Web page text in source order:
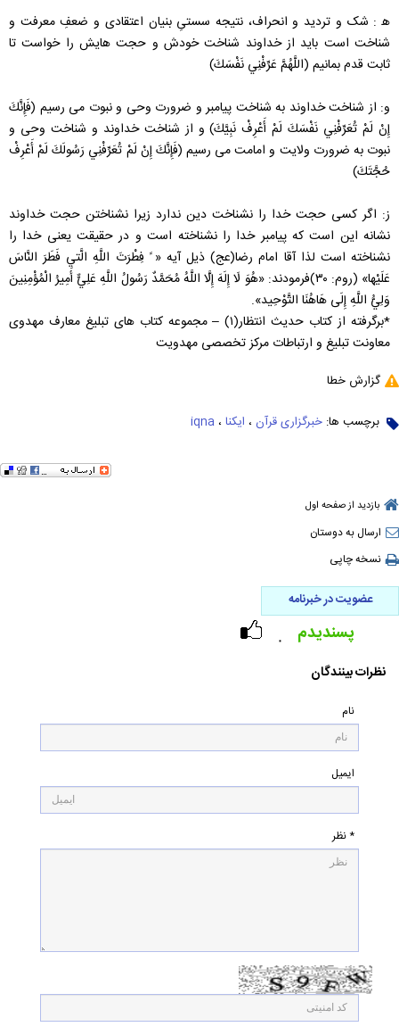
ه‍ : شک و تردید و انحراف، نتیجه سستیِ بنیان اعتقادی و ضعفِ معرفت و
شناخت است باید از خداوند شناخت خودش و حجت هایش را خواست تا
ثابت قدم بمانیم (اللَّهُمَّ عَرِّفْنِي نَفْسَكَ)
و: از شناخت خداوند به شناخت پیامبر و ضرورت وحی و نبوت می رسیم (فَإِنَّكَ
إِنْ لَمْ تُعَرِّفْنِي نَفْسَكَ لَمْ أَعْرِفْ نَبِيَّكَ) و از شناخت خداوند و شناخت وحی و
نبوت به ضرورت ولایت و امامت می رسیم (فَإِنَّكَ إِنْ لَمْ تُعَرِّفْنِي رَسُولَكَ لَمْ أَعْرِفْ
حُجَّتَكَ)
ز: اگر کسی حجت خدا را نشناخت دین ندارد زیرا نشناختن حجت خداوند
نشانه این است که پیامبر خدا را نشناخته است و در حقیقت یعنی خدا را
نشناخته است لذا آقا امام رضا(عج) ذیل آیه « ً فِطْرَتَ اللَّهِ الَّتي‏ فَطَرَ النَّاسَ
عَلَيْها» (روم: ۳۰)فرمودند: «هُوَ لَا إِلَهَ إِلَّا اللَّهُ مُحَمَّدٌ رَسُولُ اللَّهِ عَلِيٌّ أَمِيرُ الْمُؤْمِنِينَ
وَلِيُّ اللَّهِ إِلَى‏ هَاهُنَا التَّوْحِيد».
*برگرفته از کتاب حدیث انتظار(۱) – مجموعه کتاب های تبلیغ معارف مهدوی
معاونت تبلیغ و ارتباطات مرکز تخصصی مهدویت
گزارش خطا
برچسب ها: خبرگزاری قرآن ، ایکنا ، iqna
بازدید از صفحه اول
ارسال به دوستان
نسخه چاپی
عضویت در خبرنامه
۰ پسندیدم
نظرات بینندگان
نام
ایمیل
* نظر